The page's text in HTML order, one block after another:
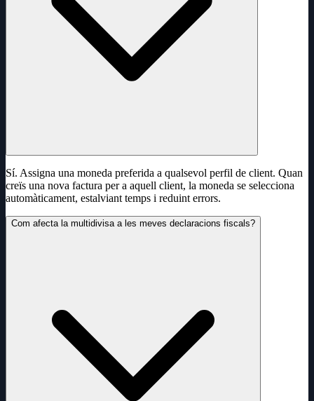
Sí. Assigna una moneda preferida a qualsevol perfil de client. Quan
creïs una nova factura per a aquell client, la moneda se selecciona
automàticament, estalviant temps i reduint errors.
Com afecta la multidivisa a les meves declaracions fiscals?